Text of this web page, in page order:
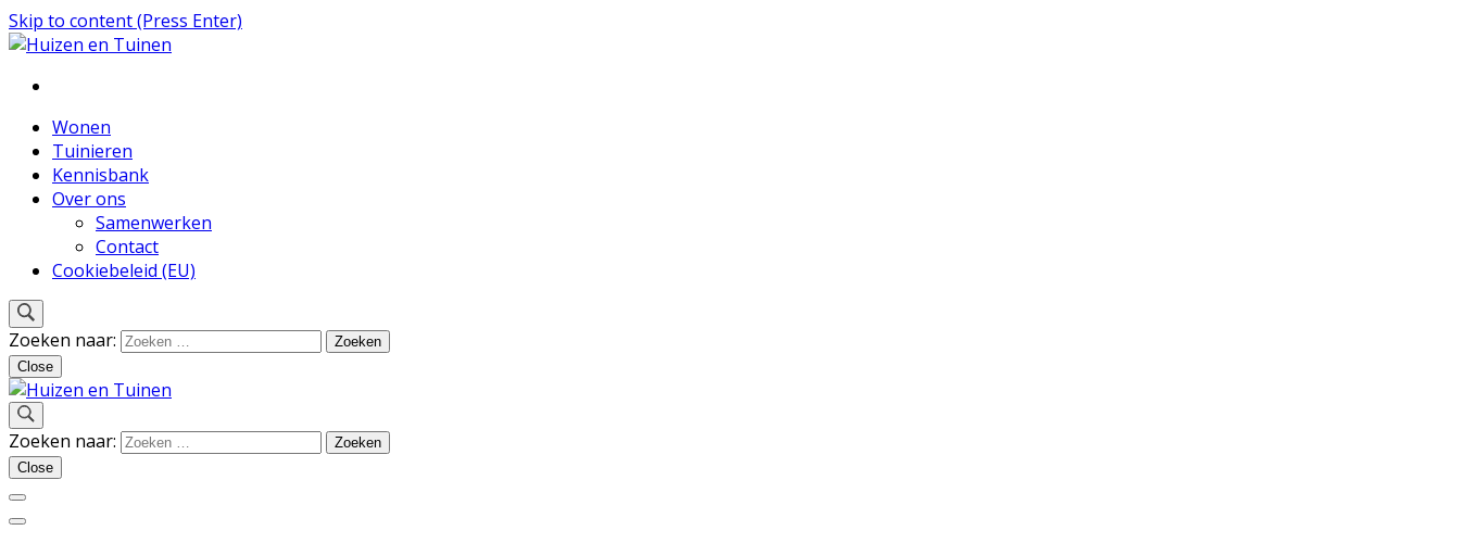
Skip to content (Press Enter)
Huizen en Tuinen
Inspiratie voor wonen en tuinieren
Wonen
Tuinieren
Kennisbank
Over ons
Samenwerken
Contact
Cookiebeleid (EU)
Zoeken naar:
Close
Huizen en Tuinen
Inspiratie voor wonen en tuinieren
Zoeken naar:
Close